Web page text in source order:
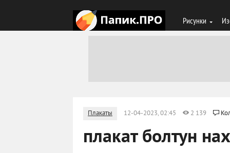
Рисунки
Плакаты 12-04-2023, 02:45 2 139
плакат болтун